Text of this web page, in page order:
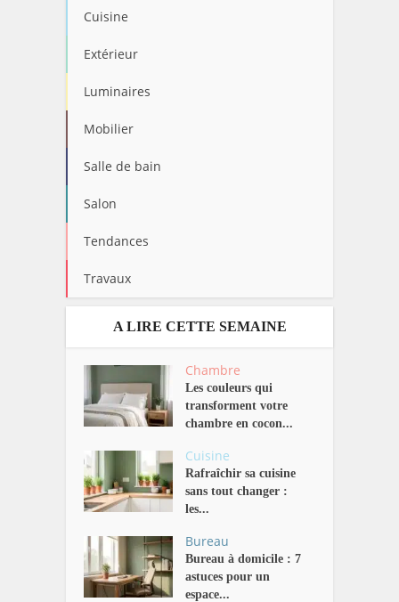
Cuisine
Extérieur
Luminaires
Mobilier
Salle de bain
Salon
Tendances
Travaux
A LIRE CETTE SEMAINE
Chambre
Les couleurs qui
transforment votre
chambre en cocon...
Cuisine
Rafraîchir sa cuisine
sans tout changer :
les...
Bureau
Bureau à domicile : 7
astuces pour un
espace...